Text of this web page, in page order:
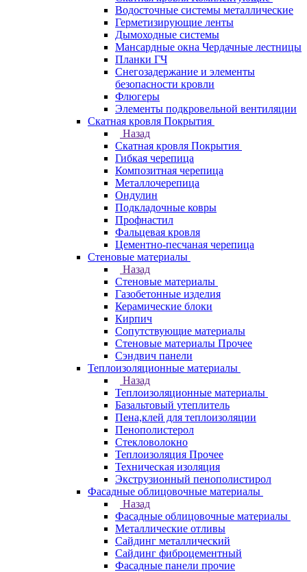
Водосточные системы металлические
Герметизирующие ленты
Дымоходные системы
Мансардные окна Чердачные лестницы
Планки ГЧ
Снегозадержание и элементы
безопасности кровли
Флюгеры
Элементы подкровельной вентиляции
Скатная кровля Покрытия
Назад
Скатная кровля Покрытия
Гибкая черепица
Композитная черепица
Металлочерепица
Ондулин
Подкладочные ковры
Профнастил
Фальцевая кровля
Цементно-песчаная черепица
Стеновые материалы
Назад
Стеновые материалы
Газобетонные изделия
Керамические блоки
Кирпич
Сопутствующие материалы
Стеновые материалы Прочее
Сэндвич панели
Теплоизоляционные материалы
Назад
Теплоизоляционные материалы
Базальтовый утеплитель
Пена,клей для теплоизоляции
Пенополистерол
Стекловолокно
Теплоизоляция Прочее
Техническая изоляция
Экструзионный пенополистирол
Фасадные облицовочные материалы
Назад
Фасадные облицовочные материалы
Металлические отливы
Сайдинг металлический
Сайдинг фиброцементный
Фасадные панели прочие